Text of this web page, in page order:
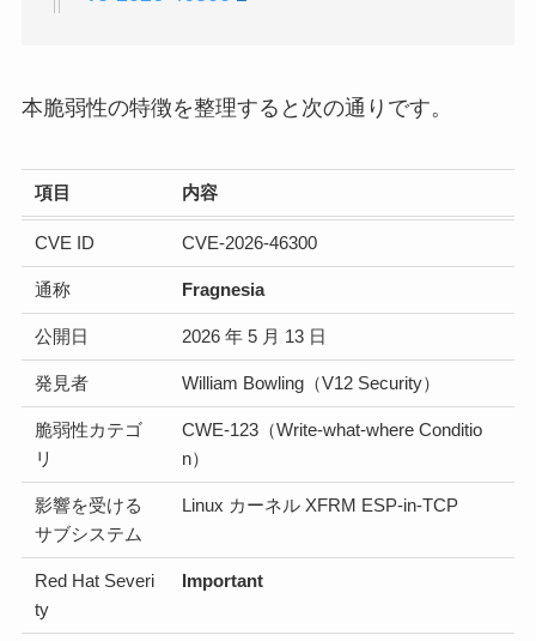
本脆弱性の特徴を整理すると次の通りです。
項目 内容
CVE ID CVE-2026-46300
通称 Fragnesia
公開日 2026 年 5 月 13 日
発見者 William Bowling（V12 Security）
脆弱性カテゴ
リ
CWE-123（Write-what-where Conditio
n）
影響を受ける
サブシステム
Linux カーネル XFRM ESP-in-TCP
Red Hat Severi
ty
Important